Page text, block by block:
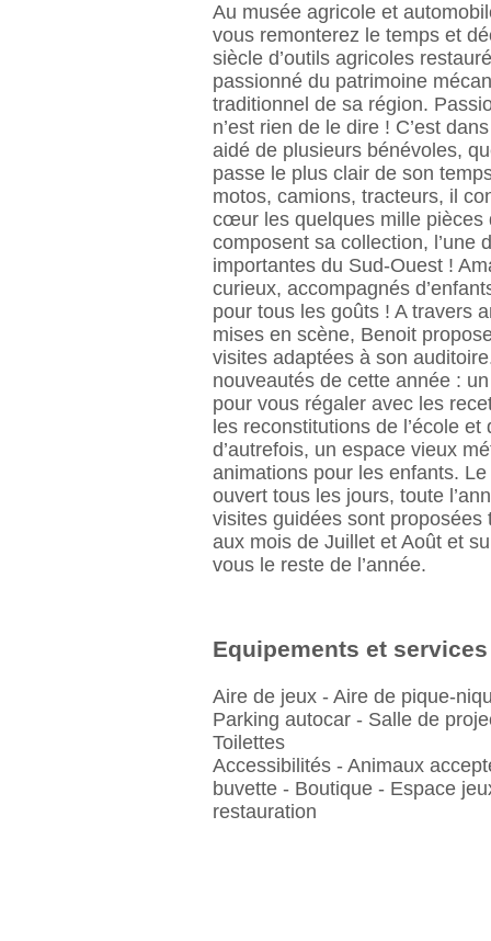
Au musée agricole et
vous remonterez le temps et
siècle d’outils agricoles
passionné du patrimoine
traditionnel de sa région.
n’est rien de le dire ! C’est
aidé de plusieurs bénévoles,
passe le plus clair de son
motos, camions, tracteurs, il
cœur les quelques mille pièces
composent sa collection, l’une
importantes du Sud-Ouest !
curieux, accompagnés
pour tous les goûts ! A travers
mises en scène, Benoit
visites adaptées à son
nouveautés de cette année :
pour vous régaler avec les
les reconstitutions de l’école et
d’autrefois, un espace vieux
animations pour les enfants.
ouvert tous les jours, toute
visites guidées sont proposées
aux mois de Juillet et Août et
vous le reste de l’année.
Equipements et services
Aire de jeux - Aire de pique-
Parking autocar - Salle de
Toilettes
Accessibilités - Animaux
buvette - Boutique - Espace
restauration